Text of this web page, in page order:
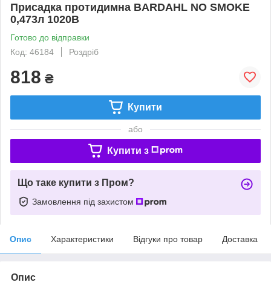
Присадка протидимна BARDAHL NO SMOKE
0,473л 1020В
Готово до відправки
Код: 46184
Роздріб
818 ₴
Купити
або
Купити з
Що таке купити з Пром?
Замовлення під захистом
Опис Характеристики Відгуки про товар Доставка
Опис